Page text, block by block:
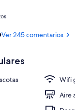
Se ofrece
Ver 245 comentarios
Wifi
Aire